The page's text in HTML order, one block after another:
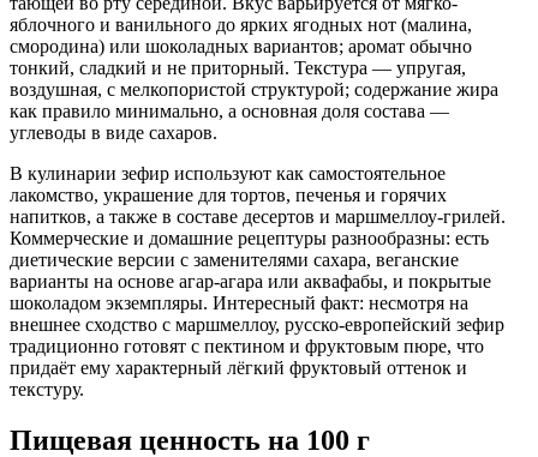
яблочного и ванильного до ярких ягодных нот (малина,
смородина) или шоколадных вариантов; аромат обычно
тонкий, сладкий и не приторный. Текстура — упругая,
воздушная, с мелкопористой структурой; содержание жира
как правило минимально, а основная доля состава —
углеводы в виде сахаров.
В кулинарии зефир используют как самостоятельное
лакомство, украшение для тортов, печенья и горячих
напитков, а также в составе десертов и маршмеллоу-грилей.
Коммерческие и домашние рецептуры разнообразны: есть
диетические версии с заменителями сахара, веганские
варианты на основе агар-агара или аквафабы, и покрытые
шоколадом экземпляры. Интересный факт: несмотря на
внешнее сходство с маршмеллоу, русско-европейский зефир
традиционно готовят с пектином и фруктовым пюре, что
придаёт ему характерный лёгкий фруктовый оттенок и
текстуру.
Пищевая ценность на 100 г